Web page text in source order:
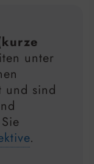
unter
und sind
.